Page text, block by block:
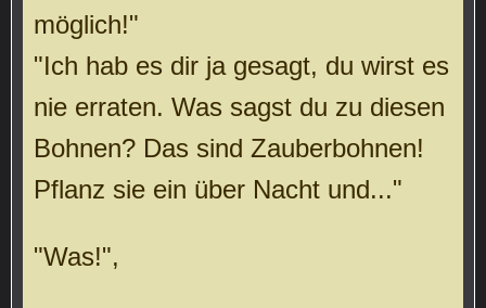
möglich!"
"Ich hab es dir ja gesagt, du wirst es
nie erraten. Was sagst du zu diesen
Bohnen? Das sind Zauberbohnen!
Pflanz sie ein über Nacht und..."
"Was!",